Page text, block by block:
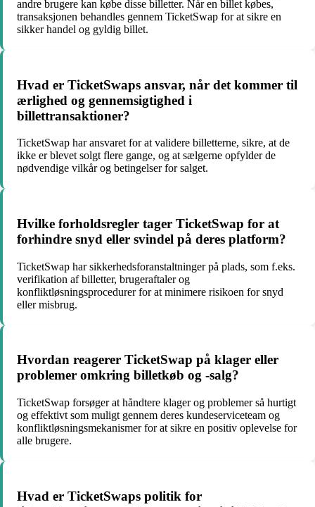
andre brugere kan købe disse billetter. Når en billet købes,
transaksjonen behandles gennem TicketSwap for at sikre en
sikker handel og gyldig billet.
Hvad er TicketSwaps ansvar, når det kommer til
ærlighed og gennemsigtighed i
billettransaktioner?
TicketSwap har ansvaret for at validere billetterne, sikre, at de
ikke er blevet solgt flere gange, og at sælgerne opfylder de
nødvendige vilkår og betingelser for salget.
Hvilke forholdsregler tager TicketSwap for at
forhindre snyd eller svindel på deres platform?
TicketSwap har sikkerhedsforanstaltninger på plads, som f.eks.
verifikation af billetter, brugeraftaler og
konfliktløsningsprocedurer for at minimere risikoen for snyd
eller misbrug.
Hvordan reagerer TicketSwap på klager eller
problemer omkring billetkøb og -salg?
TicketSwap forsøger at håndtere klager og problemer så hurtigt
og effektivt som muligt gennem deres kundeserviceteam og
konfliktløsningsmekanismer for at sikre en positiv oplevelse for
alle brugere.
Hvad er TicketSwaps politik for